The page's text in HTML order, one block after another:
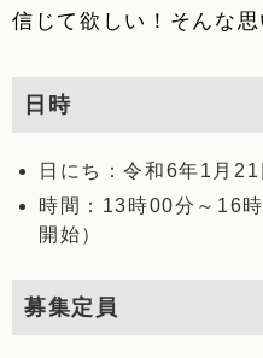
信じて欲しい！そんな思
日時
日にち：令和6年1月21
時間：13時00分～16
開始）
募集定員